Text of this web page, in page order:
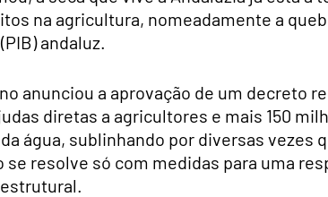
na agricultura, nomeadamente a
andaluz.
anunciou a aprovação de um decreto
diretas a agricultores e mais 150
água, sublinhando por diversas vezes
se resolve só com medidas para uma